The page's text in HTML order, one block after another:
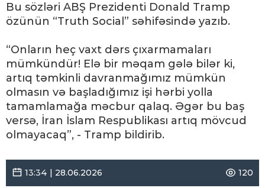
Bu sözləri ABŞ Prezidenti Donald Tramp
özünün “Truth Social” səhifəsində yazıb.
“Onların heç vaxt dərs çıxarmamaları
mümkündür! Elə bir məqam gələ bilər ki,
artıq təmkinli davranmağımız mümkün
olmasın və başladığımız işi hərbi yolla
tamamlamağa məcbur qalaq. Əgər bu baş
versə, İran İslam Respublikası artıq mövcud
olmayacaq”, - Tramp bildirib.
13:34 | 28.06.2026 120